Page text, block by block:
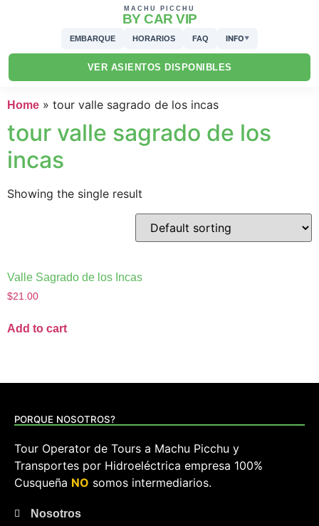
MACHU PICCHU
BY CAR VIP
EMBARQUE HORARIOS FAQ INFO▼
VER ASIENTOS DISPONIBLES
Home » tour valle sagrado de los incas
tour valle sagrado de los
incas
Showing the single result
Valle Sagrado de los Incas
$21.00
Add to cart
PORQUE NOSOTROS?
Tour Operator de Tours a Machu Picchu y
Transportes por Hidroeléctrica empresa 100%
Cusqueña NO somos intermediarios.
Nosotros